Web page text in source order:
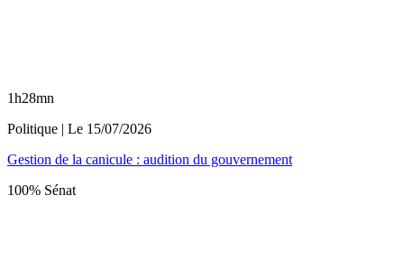
1h28mn
Politique | Le 15/07/2026
Gestion de la canicule : audition du gouvernement
100% Sénat